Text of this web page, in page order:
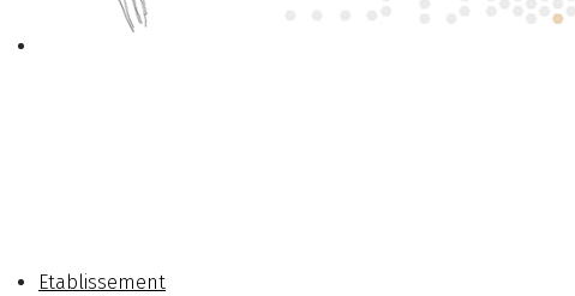
Etablissement